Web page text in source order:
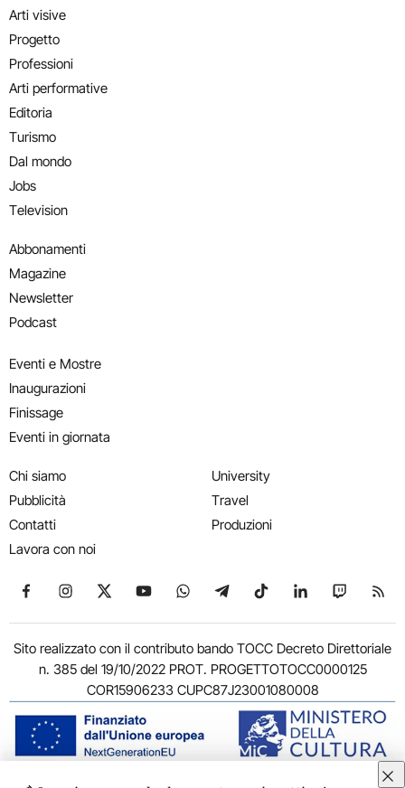
Arti visive
Progetto
Professioni
Arti performative
Editoria
Turismo
Dal mondo
Jobs
Television
Abbonamenti
Magazine
Newsletter
Podcast
Eventi e Mostre
Inaugurazioni
Finissage
Eventi in giornata
Chi siamo
Pubblicità
Contatti
Lavora con noi
University
Travel
Produzioni
Seguici su Facebook
Seguici su Instagram
Seguici su X
Seguici su YouTube
Seguici su WhatsApp
Seguici su Telegram
Seguici su TikTok
Seguici su
Seguici
Sito realizzato con il contributo bando TOCC Decreto Direttoriale
n. 385 del 19/10/2022 PROT. PROGETTOTOCC0000125
COR15906233 CUPC87J23001080008